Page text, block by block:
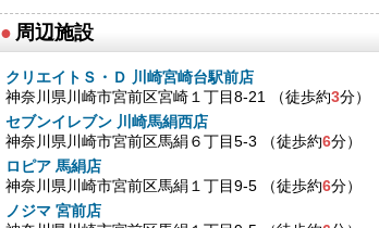
● 周辺施設
クリエイトＳ・Ｄ 川崎宮崎台駅前店
神奈川県川崎市宮前区宮崎１丁目8-21 （徒歩約3分）
セブンイレブン 川崎馬絹西店
神奈川県川崎市宮前区馬絹６丁目5-3 （徒歩約6分）
ロピア 馬絹店
神奈川県川崎市宮前区馬絹１丁目9-5 （徒歩約6分）
ノジマ 宮前店